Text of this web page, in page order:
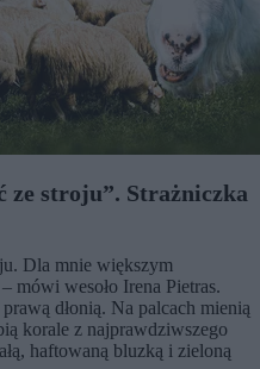
ze stroju”. Strażniczka
Dla mnie większym
mówi wesoło Irena Pietras.
dłonią. Na palcach mienią
korale z najprawdziwszego
haftowaną bluzką i zieloną